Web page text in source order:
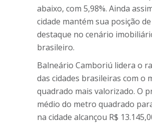
abaixo, com 5,98%. Ainda
cidade mantém sua posição de
destaque no cenário
brasileiro.
Balneário Camboriú lidera o
das cidades brasileiras com o
quadrado mais valorizado. O
médio do metro quadrado
na cidade alcançou R$